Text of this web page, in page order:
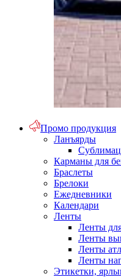
Промо продукция
Ланъярды
Карманы для
Браслеты
Брелоки
Ежедневники
Календари
Ленты
Ленты
Ленты
Ленты
Ленты
Этикетки,